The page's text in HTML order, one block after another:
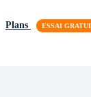
Plans